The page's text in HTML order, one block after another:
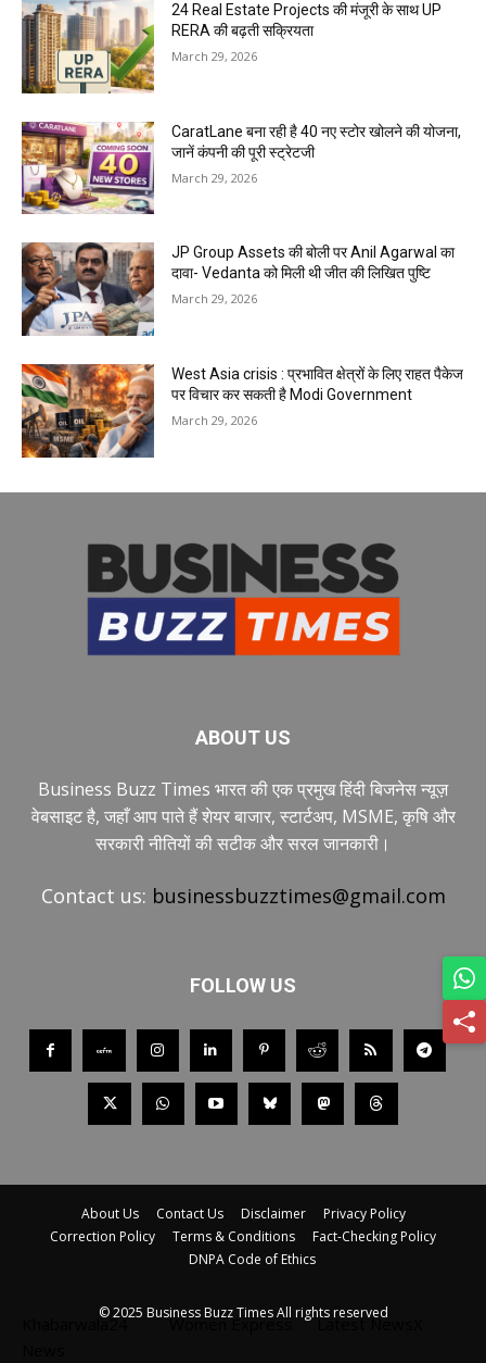
24 Real Estate Projects की मंजूरी के साथ UP
RERA की बढ़ती सक्रियता
March 29, 2026
CaratLane बना रही है 40 नए स्टोर खोलने की योजना,
जानें कंपनी की पूरी स्ट्रेटजी
March 29, 2026
JP Group Assets की बोली पर Anil Agarwal का
दावा- Vedanta को मिली थी जीत की लिखित पुष्टि
March 29, 2026
West Asia crisis : प्रभावित क्षेत्रों के लिए राहत पैकेज
पर विचार कर सकती है Modi Government
March 29, 2026
ABOUT US
Business Buzz Times भारत की एक प्रमुख हिंदी बिजनेस न्यूज़
वेबसाइट है, जहाँ आप पाते हैं शेयर बाजार, स्टार्टअप, MSME, कृषि और
सरकारी नीतियों की सटीक और सरल जानकारी।
Contact us: businessbuzztimes@gmail.com
FOLLOW US
About Us Contact Us Disclaimer
Privacy Policy
Correction Policy
Terms & Conditions
Fact-Checking Policy
DNPA Code of Ethics
© 2025 Business Buzz Times All rights reserved
Khabarwala24
Women Express Latest NewsX